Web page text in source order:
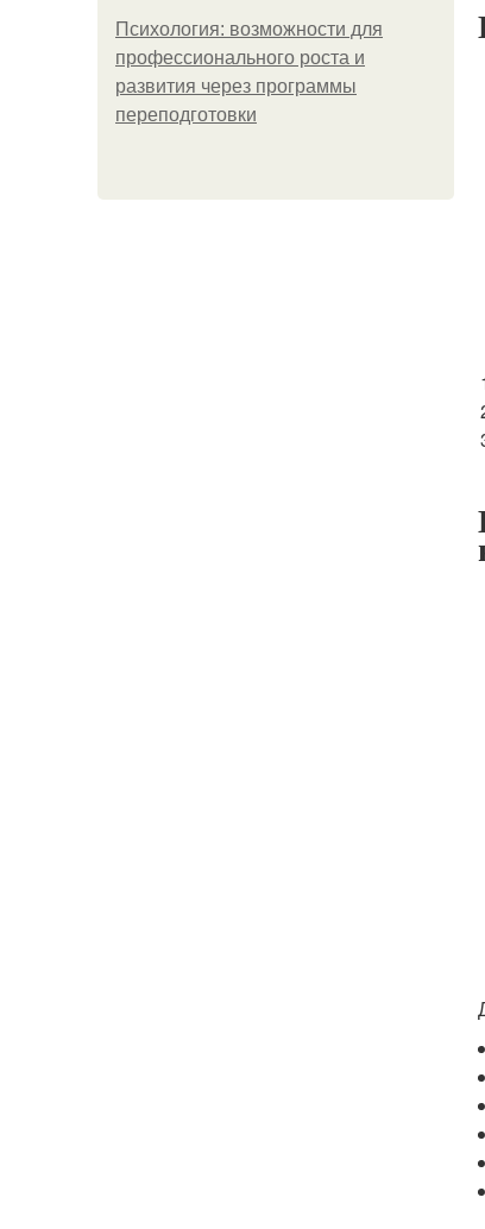
Психология: возможности для
профессионального роста и
развития через программы
переподготовки